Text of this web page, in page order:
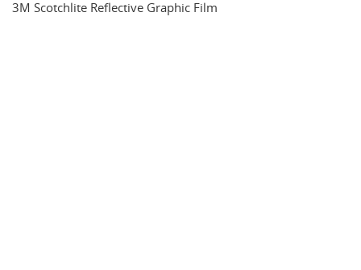
3M Scotchlite Reflective Graphic Film